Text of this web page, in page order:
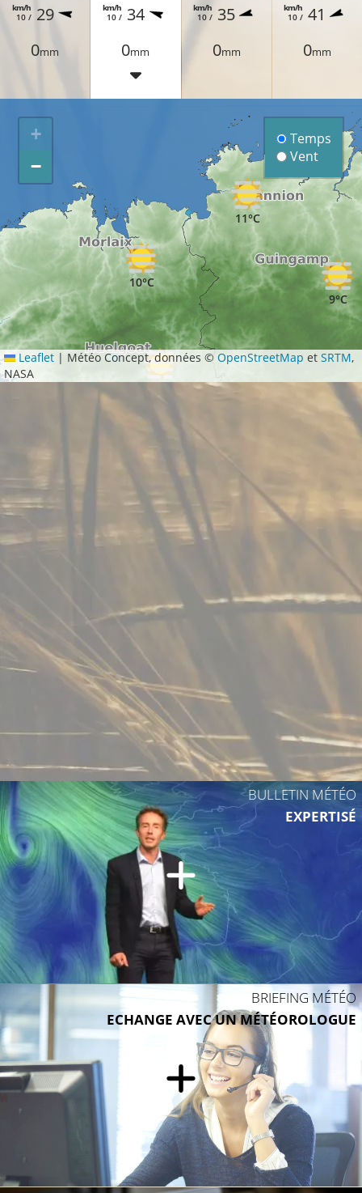
10 /
km/h 29
0mm
10 /
km/h 34
0mm
10 /
km/h 35
0mm
10 /
km/h 41
0mm
13°C
10°C
9°C
11°C
+
−
Temps
Vent
Leaflet | Météo Concept, données ©OpenStreetMap etSRTM,
NASA
BULLETIN MÉTÉO
EXPERTISÉ
BRIEFING MÉTÉO
ECHANGE AVEC UN MÉTÉOROLOGUE